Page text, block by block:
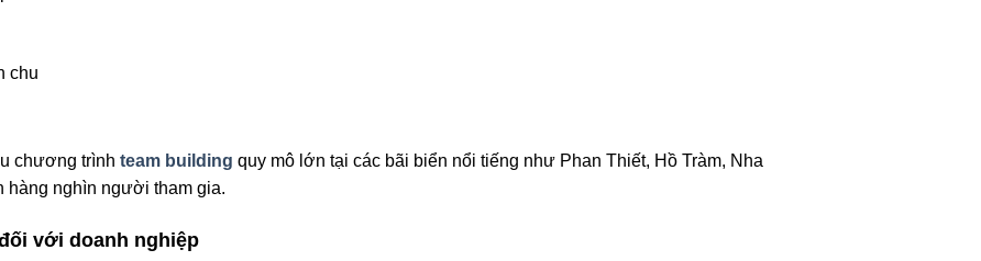
chu
chương trình team building quy mô lớn tại các bãi biển nổi tiếng như Phan Thiết, Hồ Tràm, Nha
hàng nghìn người tham gia.
với doanh nghiệp